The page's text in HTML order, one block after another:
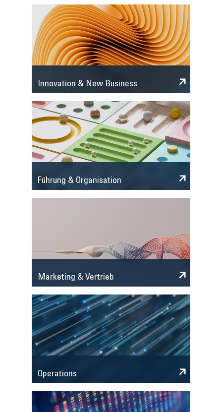
Innovation & New Business
Führung & Organisation
Marketing & Vertrieb
Operations